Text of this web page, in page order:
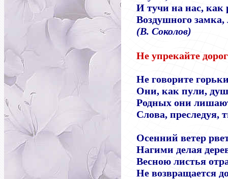
И тучи на нас, как
Воздушного замка,
(В. Соколов)
Не упрекайте
Не говорите
Они, как пули,
Родных они
Слова, преследуя,
Осенний ветер
Нагими делая
Весною листья
Не возвращается